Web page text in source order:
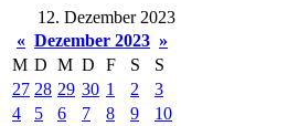
12. Dezember 2023
« Dezember 2023 »
M D M D F S
S
27 28 29 30 1 2
3
4
5 6 7 8 9
10